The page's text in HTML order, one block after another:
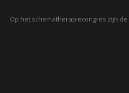
Op het schematherapiecongres zijn de